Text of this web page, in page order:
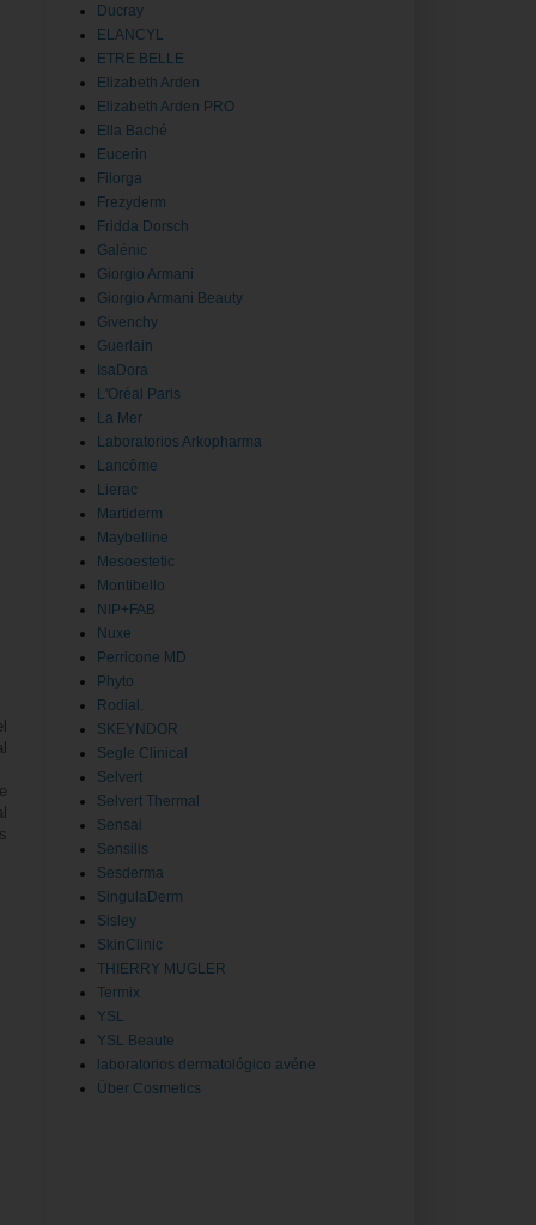
Ducray
ELANCYL
ETRE BELLE
Elizabeth Arden
Elizabeth Arden PRO
Ella Baché
Eucerin
Filorga
Frezyderm
Fridda Dorsch
Galénic
Giorgio Armani
Giorgio Armani Beauty
Givenchy
Guerlain
IsaDora
L'Oréal Paris
La Mer
Laboratorios Arkopharma
Lancôme
Lierac
Martiderm
Maybelline
Mesoestetic
Montibello
NIP+FAB
Nuxe
Perricone MD
Phyto
Rodial.
SKEYNDOR
Segle Clinical
Selvert
Selvert Thermal
Sensai
Sensilis
Sesderma
SingulaDerm
Sisley
SkinClinic
THIERRY MUGLER
Termix
YSL
YSL Beaute
laboratorios dermatológico avéne
Über Cosmetics